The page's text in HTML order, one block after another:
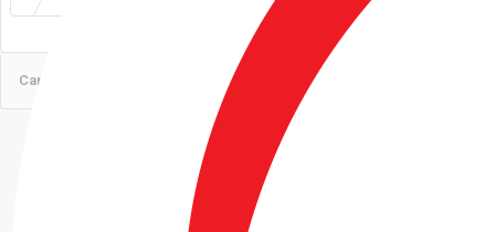
CaravanVN 2016